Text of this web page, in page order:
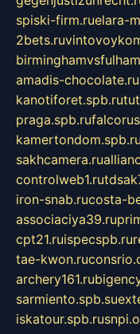
spiski-firm.ruelara-
2bets.ru
amadis-chocolate.ru
kanotiforet.spb.ru
praga.spb.ru
kamertondom.spb.ru
sakhcamera.ru
controlweb1.ru
iron-snab.rucosta-
associaciya39.ru
cpt21.ruispecspb.ru
tae-kwon.ru
archery161.ru
sarmiento.spb.su
iskatour.spb.ru